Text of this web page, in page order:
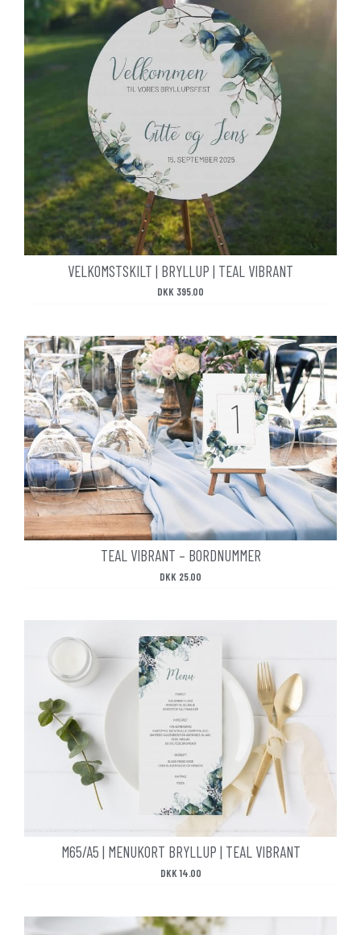
VELKOMSTSKILT | BRYLLUP | TEAL VIBRANT
DKK 395.00
TEAL VIBRANT – BORDNUMMER
DKK 25.00
M65/A5 | MENUKORT BRYLLUP | TEAL VIBRANT
DKK14.00